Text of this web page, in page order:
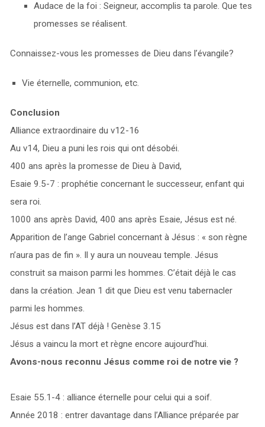
Audace de la foi : Seigneur, accomplis ta parole. Que tes
promesses se réalisent.
Connaissez-vous les promesses de Dieu dans l’évangile?
Vie éternelle, communion, etc.
Conclusion
Alliance extraordinaire du v12-16
Au v14, Dieu a puni les rois qui ont désobéi.
400 ans après la promesse de Dieu à David,
Esaie 9.5-7 : prophétie concernant le successeur, enfant qui
sera roi.
1000 ans après David, 400 ans après Esaie, Jésus est né.
Apparition de l’ange Gabriel concernant à Jésus : « son règne
n’aura pas de fin ». Il y aura un nouveau temple. Jésus
construit sa maison parmi les hommes. C’était déjà le cas
dans la création. Jean 1 dit que Dieu est venu tabernacler
parmi les hommes.
Jésus est dans l’AT déjà ! Genèse 3.15
Jésus a vaincu la mort et règne encore aujourd’hui.
Avons-nous reconnu Jésus comme roi de notre vie ?
Esaie 55.1-4 : alliance éternelle pour celui qui a soif.
Année 2018 : entrer davantage dans l’Alliance préparée par